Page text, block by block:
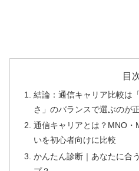
目
結論：通信キャリア比較は
さ」のバランスで選ぶのが
通信キャリアとは？MNO・
いを初心者向けに比較
かんたん診断｜あなたに合